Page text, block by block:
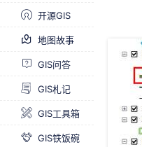
开源GIS
地图故事
GIS问答
GIS札记
GIS工具箱
GIS铁饭碗